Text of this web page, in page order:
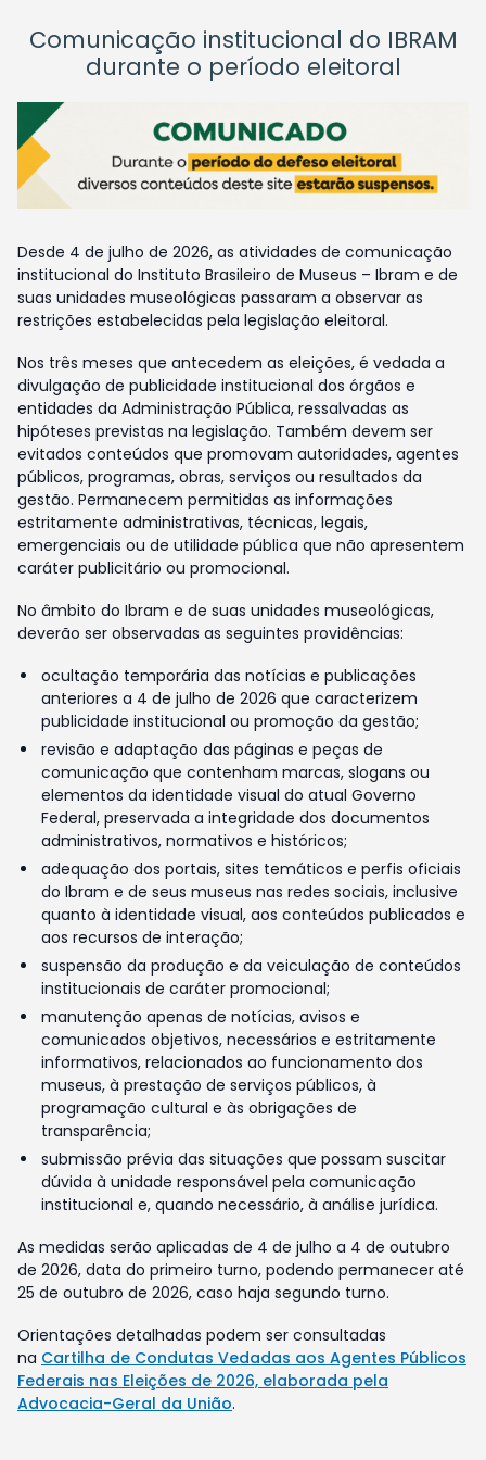
Comunicação institucional do IBRAM
durante o período eleitoral
Desde 4 de julho de 2026, as atividades de comunicação
institucional do Instituto Brasileiro de Museus – Ibram e de
suas unidades museológicas passaram a observar as
restrições estabelecidas pela legislação eleitoral.
Nos três meses que antecedem as eleições, é vedada a
divulgação de publicidade institucional dos órgãos e
entidades da Administração Pública, ressalvadas as
hipóteses previstas na legislação. Também devem ser
evitados conteúdos que promovam autoridades, agentes
públicos, programas, obras, serviços ou resultados da
gestão. Permanecem permitidas as informações
estritamente administrativas, técnicas, legais,
emergenciais ou de utilidade pública que não apresentem
caráter publicitário ou promocional.
No âmbito do Ibram e de suas unidades museológicas,
deverão ser observadas as seguintes providências:
ocultação temporária das notícias e publicações
anteriores a 4 de julho de 2026 que caracterizem
publicidade institucional ou promoção da gestão;
revisão e adaptação das páginas e peças de
comunicação que contenham marcas, slogans ou
elementos da identidade visual do atual Governo
Federal, preservada a integridade dos documentos
administrativos, normativos e históricos;
adequação dos portais, sites temáticos e perfis oficiais
do Ibram e de seus museus nas redes sociais, inclusive
quanto à identidade visual, aos conteúdos publicados e
aos recursos de interação;
suspensão da produção e da veiculação de conteúdos
institucionais de caráter promocional;
manutenção apenas de notícias, avisos e
comunicados objetivos, necessários e estritamente
informativos, relacionados ao funcionamento dos
museus, à prestação de serviços públicos, à
programação cultural e às obrigações de
transparência;
submissão prévia das situações que possam suscitar
dúvida à unidade responsável pela comunicação
institucional e, quando necessário, à análise jurídica.
As medidas serão aplicadas de 4 de julho a 4 de outubro
de 2026, data do primeiro turno, podendo permanecer até
25 de outubro de 2026, caso haja segundo turno.
Orientações detalhadas podem ser consultadas
na Cartilha de Condutas Vedadas aos Agentes Públicos
Federais nas Eleições de 2026, elaborada pela
Advocacia-Geral da União.